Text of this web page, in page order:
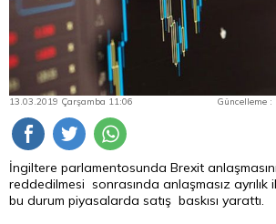
13.03.2019 Çarşamba 11:06 Güncelleme
İngiltere parlamentosunda Brexit
reddedilmesi sonrasında anlaşmasız ayrılık
bu durum piyasalarda satış baskısı yarattı.